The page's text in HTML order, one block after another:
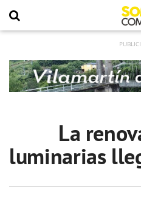
La
luminarias